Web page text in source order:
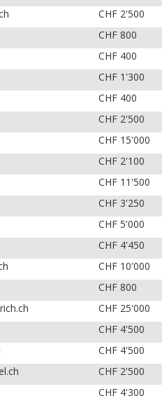
CHF 2'500
CHF 800
CHF 400
CHF 1'300
CHF 400
CHF 2'500
CHF 15'000
CHF 2'100
CHF 11'500
CHF 3'250
CHF 5'000
CHF 4'450
CHF 10'000
CHF 800
CHF 25'000
CHF 4'500
CHF 4'500
CHF 2'500
CHF 4'300